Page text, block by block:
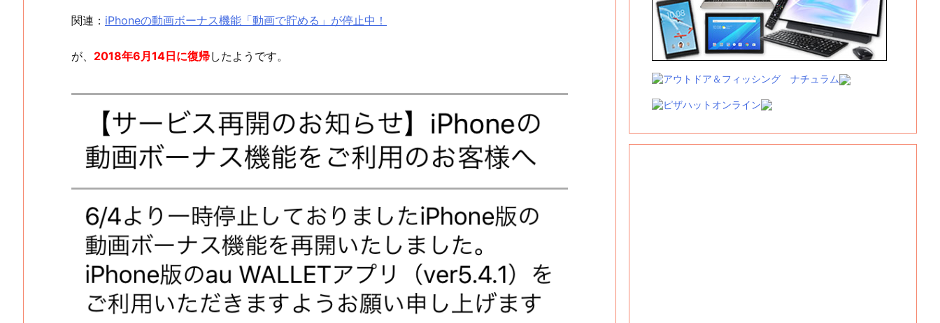
関連： iPhoneの動画ボーナス機能「動画で貯める」が停止中！
が、 2018年6月14日に復帰したようです。